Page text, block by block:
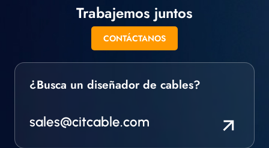
Trabajemos juntos
CONTÁCTANOS
¿Busca un diseñador de cables?
sales@citcable.com